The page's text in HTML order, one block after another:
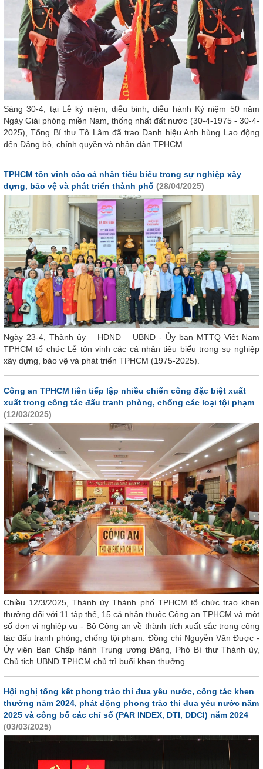
Sáng 30-4, tại Lễ kỷ niệm, diễu binh, diễu hành Kỷ niệm 50 năm
Ngày Giải phóng miền Nam, thống nhất đất nước (30-4-1975 - 30-4-
2025), Tổng Bí thư Tô Lâm đã trao Danh hiệu Anh hùng Lao động
đến Đảng bộ, chính quyền và nhân dân TPHCM.
TPHCM tôn vinh các cá nhân tiêu biểu trong sự nghiệp xây
dựng, bảo vệ và phát triển thành phố (28/04/2025)
Ngày 23-4, Thành ủy – HĐND – UBND - Ủy ban MTTQ Việt Nam
TPHCM tổ chức Lễ tôn vinh các cá nhân tiêu biểu trong sự nghiệp
xây dựng, bảo vệ và phát triển TPHCM (1975-2025).
Công an TPHCM liên tiếp lập nhiều chiến công đặc biệt xuất
xuất trong công tác đấu tranh phòng, chống các loại tội phạm
(12/03/2025)
Chiều 12/3/2025, Thành ủy Thành phố TPHCM tổ chức trao khen
thưởng đối với 11 tập thể, 15 cá nhân thuộc Công an TPHCM và một
số đơn vị nghiệp vụ - Bộ Công an về thành tích xuất sắc trong công
tác đấu tranh phòng, chống tội phạm. Đồng chí Nguyễn Văn Được -
Ủy viên Ban Chấp hành Trung ương Đảng, Phó Bí thư Thành ủy,
Chủ tịch UBND TPHCM chủ trì buổi khen thưởng.
Hội nghị tổng kết phong trào thi đua yêu nước, công tác khen
thưởng năm 2024, phát động phong trào thi đua yêu nước năm
2025 và công bố các chỉ số (PAR INDEX, DTI, DDCI) năm 2024
(03/03/2025)